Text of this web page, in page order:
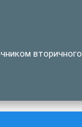
вторичного